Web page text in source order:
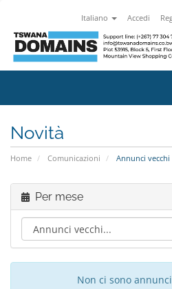
Italiano Accedi
Novità
Home Comunicazioni Annunci vecchi
Per mese
Non ci sono